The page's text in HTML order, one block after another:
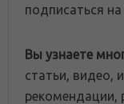
подписаться
Вы узнаете
статьи, видео,
рекомендации,